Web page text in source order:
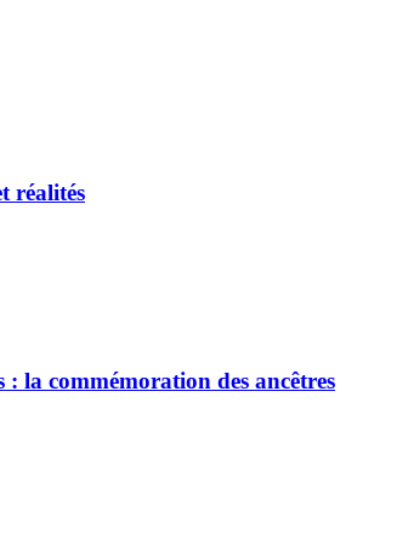
réalités
: la commémoration des ancêtres